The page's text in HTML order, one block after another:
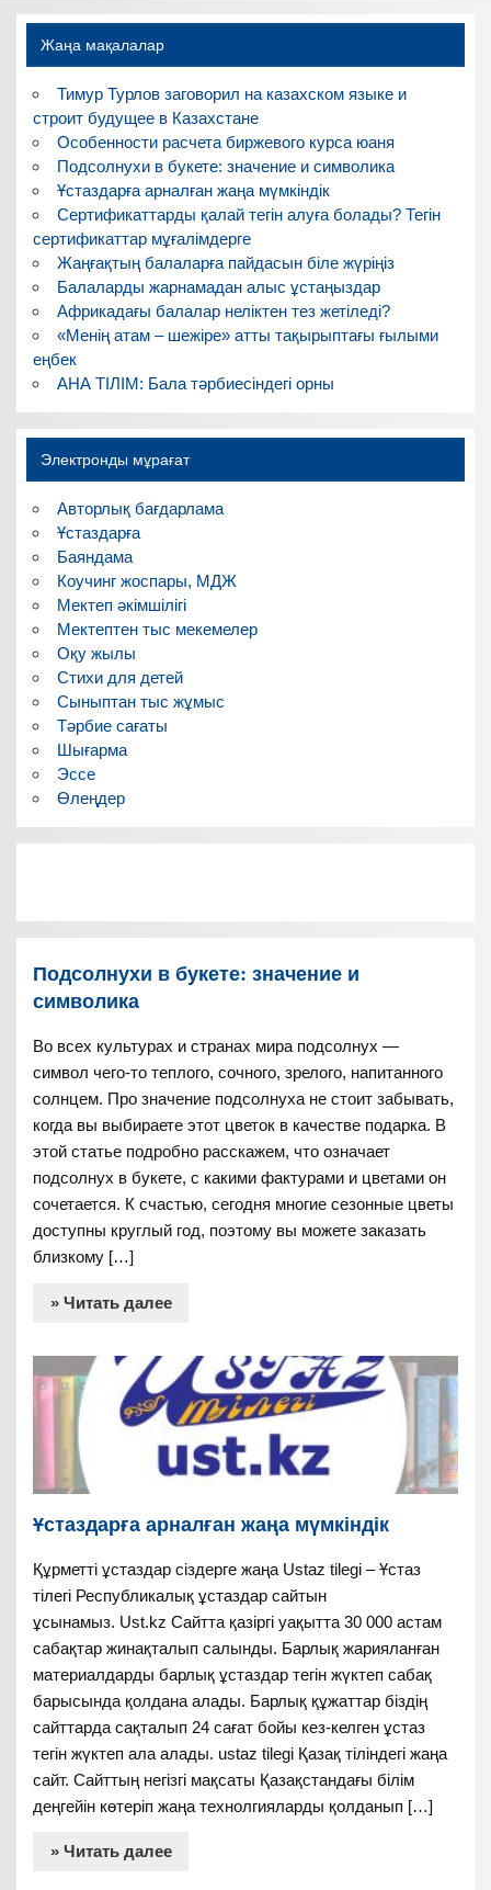
Жаңа мақалалар
Тимур Турлов заговорил на казахском языке и
строит будущее в Казахстане
Особенности расчета биржевого курса юаня
Подсолнухи в букете: значение и символика
Ұстаздарға арналған жаңа мүмкіндік
Сертификаттарды қалай тегін алуға болады? Тегін
сертификаттар мұғалімдерге
Жаңғақтың балаларға пайдасын біле жүріңіз
Балаларды жарнамадан алыс ұстаңыздар
Африкадағы балалар неліктен тез жетіледі?
«Менің атам – шежіре» атты тақырыптағы ғылыми
еңбек
АНА ТІЛІМ: Бала тәрбиесіндегі орны
Электронды мұрағат
Авторлық бағдарлама
Ұстаздарға
Баяндама
Коучинг жоспары, МДЖ
Мектеп әкімшілігі
Мектептен тыс мекемелер
Оқу жылы
Стихи для детей
Сыныптан тыс жұмыс
Тәрбие сағаты
Шығарма
Эссе
Өлеңдер
Подсолнухи в букете: значение и
символика
Во всех культурах и странах мира подсолнух —
символ чего-то теплого, сочного, зрелого, напитанного
солнцем. Про значение подсолнуха не стоит забывать,
когда вы выбираете этот цветок в качестве подарка. В
этой статье подробно расскажем, что означает
подсолнух в букете, с какими фактурами и цветами он
сочетается. К счастью, сегодня многие сезонные цветы
доступны круглый год, поэтому вы можете заказать
близкому […]
» Читать далее
Ұстаздарға арналған жаңа мүмкіндік
Құрметті ұстаздар сіздерге жаңа Ustaz tilegi – Ұстаз
тілегі Республикалық ұстаздар сайтын
ұсынамыз. Ust.kz Сайтта қазіргі уақытта 30 000 астам
сабақтар жинақталып салынды. Барлық жарияланған
материалдарды барлық ұстаздар тегін жүктеп сабақ
барысында қолдана алады. Барлық құжаттар біздің
сайттарда сақталып 24 сағат бойы кез-келген ұстаз
тегін жүктеп ала алады. ustaz tilegi Қазақ тіліндегі жаңа
сайт. Сайттың негізгі мақсаты Қазақстандағы білім
деңгейін көтеріп жаңа технолгияларды қолданып […]
» Читать далее